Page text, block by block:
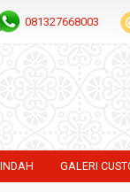
081327668003
GALERI